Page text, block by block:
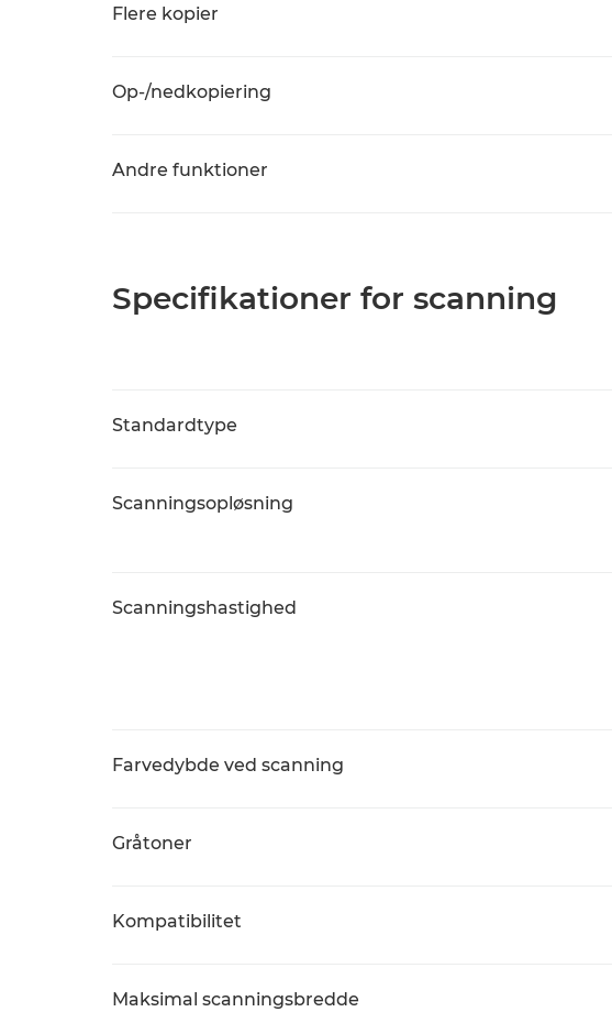
Flere kopier
Op-/nedkopiering
Andre funktioner
Specifikationer for scanning
Standardtype
Scanningsopløsning
Scanningshastighed
Farvedybde ved scanning
Gråtoner
Kompatibilitet
Maksimal scanningsbredde